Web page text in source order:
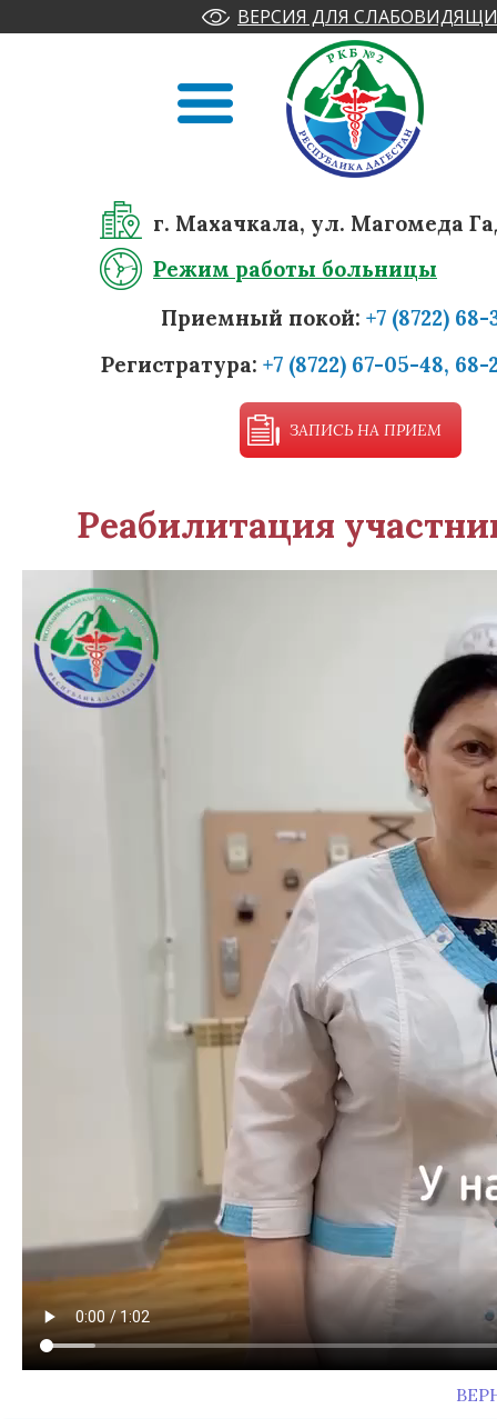
ВЕРСИЯ ДЛЯ
г. Махачкала, ул. Магомеда
Режим работы больницы
Приемный покой: +7 (8722)
Регистратура: +7 (8722) 67-05-48, 68-
ЗАПИСЬ НА ПРИЕМ
Реабилитация